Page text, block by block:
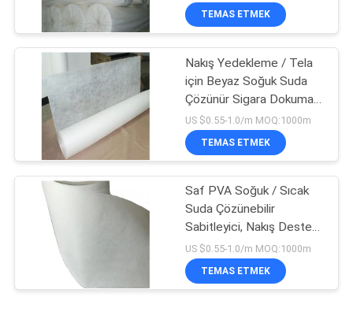
PVA Suda Çözünen
Tohum Bantı
Biyobozunur Plastik
Film
TEMAS ETMEK
Nakış Yedekleme / Tela
için Beyaz Soğuk Suda
Çözünür Sigara Dokuma
Kumaş
US $0.55-1.0/m MOQ:1000m
TEMAS ETMEK
Saf PVA Soğuk / Sıcak
Suda Çözünebilir
Sabitleyici, Nakış Destekli
Olmayan Dokuma Kumaş
US $0.55-1.0/m MOQ:1000m
TEMAS ETMEK